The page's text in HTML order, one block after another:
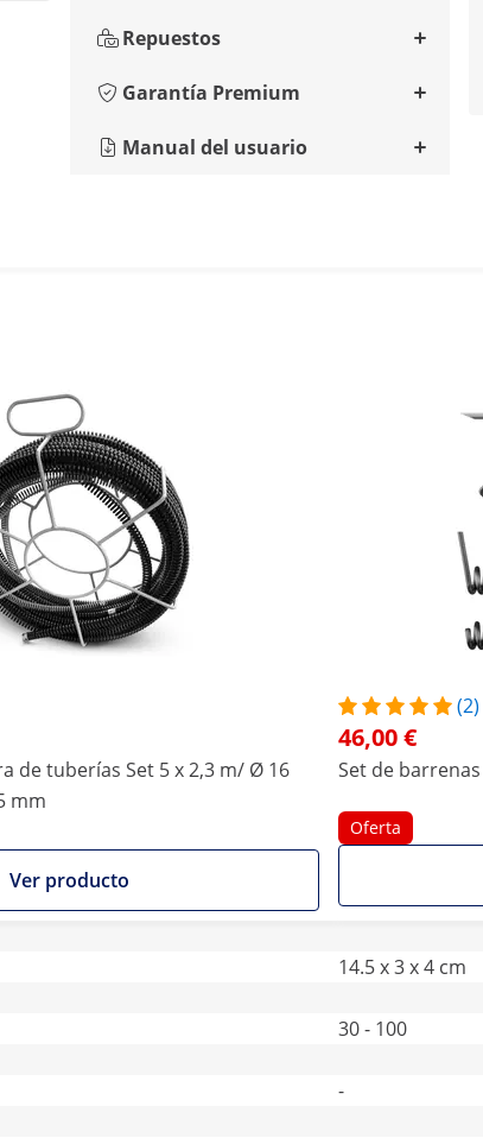
Repuestos
Garantía Premium
Manual del usuario
de tuberías Set 5 x 2,3 m/ Ø 16
mm
Ver producto
(2)
46,00 €
Set de
Oferta
14.5 x 3 x 4 cm
30 - 100
-